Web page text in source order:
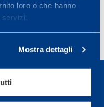
loro o che hanno
servizi.
Mostra dettagli
Page
35